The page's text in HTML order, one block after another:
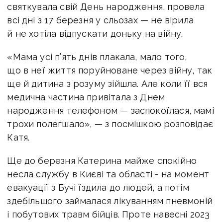
святкувала свій День народження, провела
всі дні з 17 березня у сльозах — не вірила
й не хотіла відпускати доньку на війну.
«Мама усі п’ять днів плакала, мало того,
що в неї життя поруйноване через війну, так
ще й дитина з розуму зійшла. Але коли її вся
медична частина привітала з Днем
народження телефоном — заспокоїлася, мамі
трохи полегшало», — з посмішкою розповідає
Катя.
Ще до березня Катерина майже спокійно
несла службу в Києві та області - на момент
евакуації з Бучі їздила до людей, а потім
здебільшого займалася лікуванням пневмоній
і побутових травм бійців. Проте навесні 2023